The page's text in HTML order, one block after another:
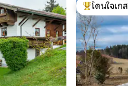
โดนใจเกส
โดนใจเก